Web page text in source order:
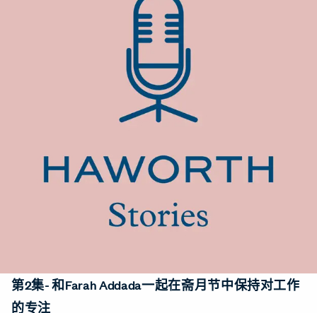
第2集- 和Farah Addada一起在斋月节中保持对工作
的专注